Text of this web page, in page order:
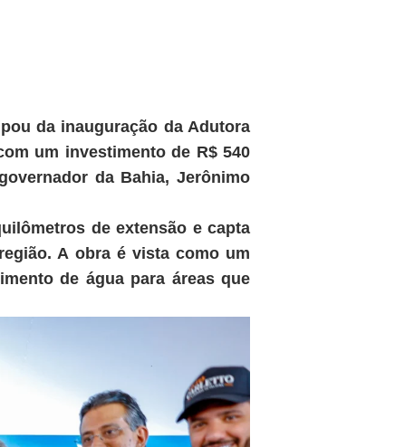
da inauguração da Adutora
um investimento de R$ 540
da Bahia, Jerônimo
de extensão e capta
A obra é vista como um
de água para áreas que